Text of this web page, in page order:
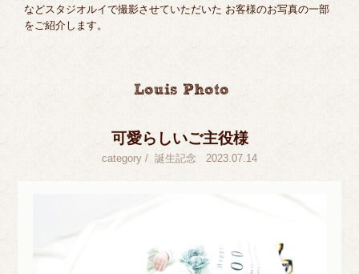
などスタジオルイで撮影させていただいた お客様のお写真の一部
をご紹介します。
可愛らしいご主役様
category / 誕生記念 2023.07.14